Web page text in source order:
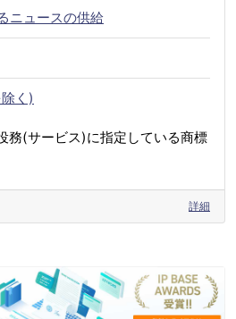
ニュースの供給
く)
務(サービス)に指定している商標
詳細